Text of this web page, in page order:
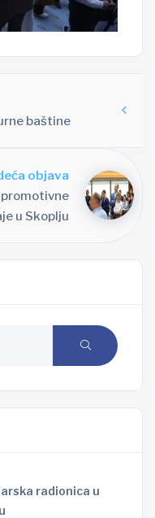
baštine
objava
promotivne
u Skoplju
radionica u